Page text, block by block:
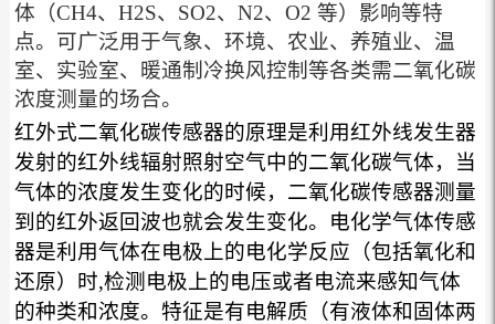
体（CH4、H2S、SO2、N2、O2 等）影响等特
点。可广泛用于气象、环境、农业、养殖业、温
室、实验室、暖通制冷换风控制等各类需二氧化碳
浓度测量的场合。
红外式二氧化碳传感器的原理是利用红外线发生器
发射的红外线辐射照射空气中的二氧化碳气体，当
气体的浓度发生变化的时候，二氧化碳传感器测量
到的红外返回波也就会发生变化。 电化学气体传感
器是利用气体在电极上的电化学反应（包括氧化和
还原）时,检测电极上的电压或者电流来感知气体
的种类和浓度。特征是有电解质（有液体和固体两